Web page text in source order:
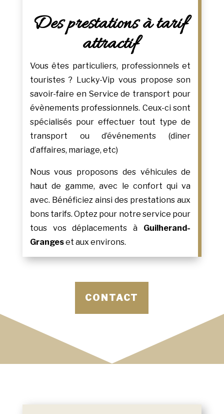
Des prestations à tarif
attractif
Vous êtes particuliers, professionnels et
touristes ? Lucky-Vip vous propose son
savoir-faire en Service de transport pour
évènements professionnels. Ceux-ci sont
spécialisés pour effectuer tout type de
transport ou d’événements (dîner
d’affaires, mariage, etc)
Nous vous proposons des véhicules de
haut de gamme, avec le confort qui va
avec. Bénéficiez ainsi des prestations aux
bons tarifs. Optez pour notre service pour
tous vos déplacements à Guilherand-
Grangeset aux environs.
CONTACT